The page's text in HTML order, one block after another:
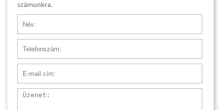
számunkra.
Üzenet